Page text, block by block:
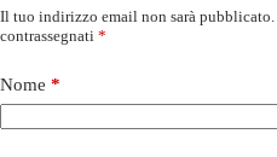
Il tuo indirizzo email non sarà pubblicato.
contrassegnati *
Nome *